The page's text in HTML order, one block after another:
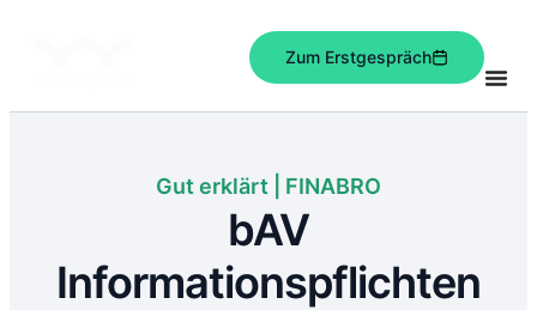
Zum Erstgespräch
Gut erklärt | FINABRO
bAV
Informationspflichten